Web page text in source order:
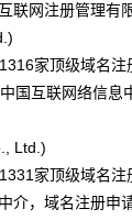
联网注册管理有
家顶级域名注
国互联网络信息
Ltd.)
家顶级域名注
中介，域名注册申